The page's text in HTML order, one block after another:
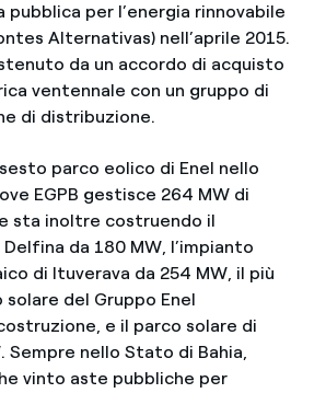
pubblica per l’energia rinnovabile
Alternativas) nell’aprile 2015.
da un accordo di acquisto
ventennale con un gruppo di
di distribuzione.
parco eolico di Enel nello
EGPB gestisce 264 MW di
sta inoltre costruendo il
da 180 MW, l’impianto
di Ituverava da 254 MW, il più
del Gruppo Enel
e il parco solare di
Sempre nello Stato di Bahia,
vinto aste pubbliche per